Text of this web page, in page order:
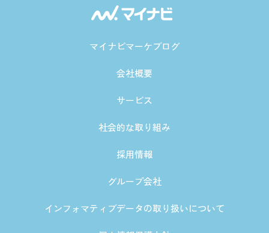
マイナビマーケブログ
会社概要
サービス
社会的な取り組み
採用情報
グループ会社
インフォマティブデータの取り扱いについて